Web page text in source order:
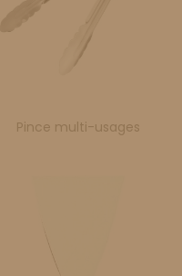
Pince multi-usages